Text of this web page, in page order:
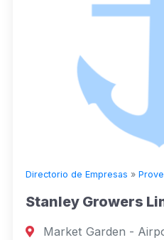
Directorio de Empresas »
Stanley Growers
Market Garden -